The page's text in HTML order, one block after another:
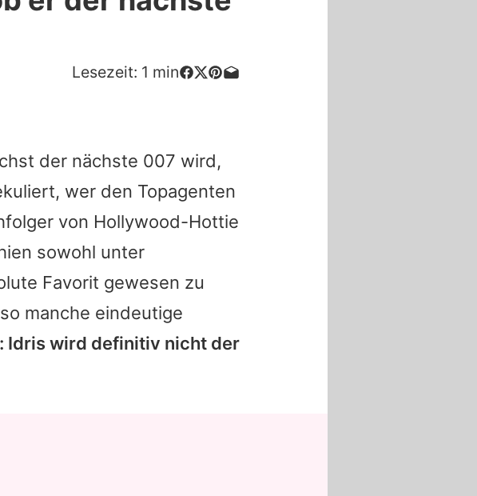
Lesezeit: 1 min
der nächste 007 wird,
wer den Topagenten
von Hollywood-Hottie
sowohl unter
Favorit gewesen zu
manche eindeutige
Idriswird definitiv nicht der